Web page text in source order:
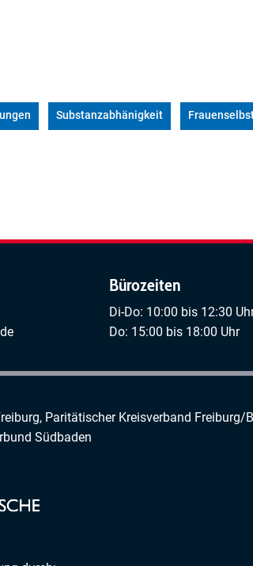
Substanzabhänigkeit
Bürozeiten
Di-Do: 10:00 bis 12:30
Do: 15:00 bis 18:00 Uhr
Paritätischer Kreisverband Freiburg/
Südbaden